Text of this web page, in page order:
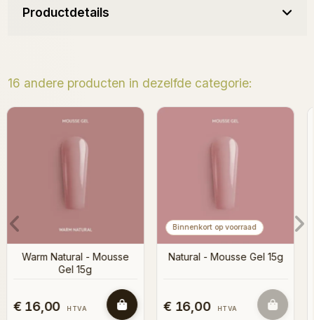
Productdetails
16 andere producten in dezelfde categorie:
Binnenkort op voorraad
Natural - Mousse Gel 15g
€ 16,00 HTVA
Blushy - Mousse Gel 15g
€ 16,00 HTVA